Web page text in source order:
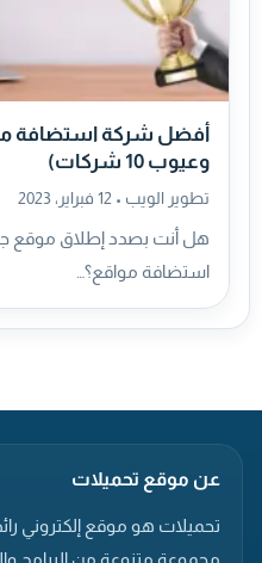
وعيوب 10 شركات)
تطوير الويب • 12 فبراير، 2023
هل أنت بصدد إطلاق موقع
استضافة مواقع؟…
عن موقع تحميلات
تحميلات هو موقع إلكتروني
مجموعة متنوعة من البرامج